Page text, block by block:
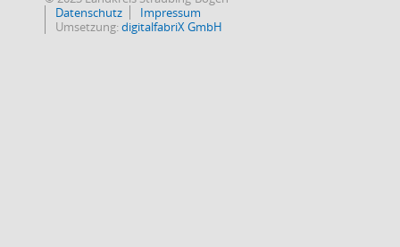
Datenschutz
Impressum
Umsetzung:digitalfabriX GmbH